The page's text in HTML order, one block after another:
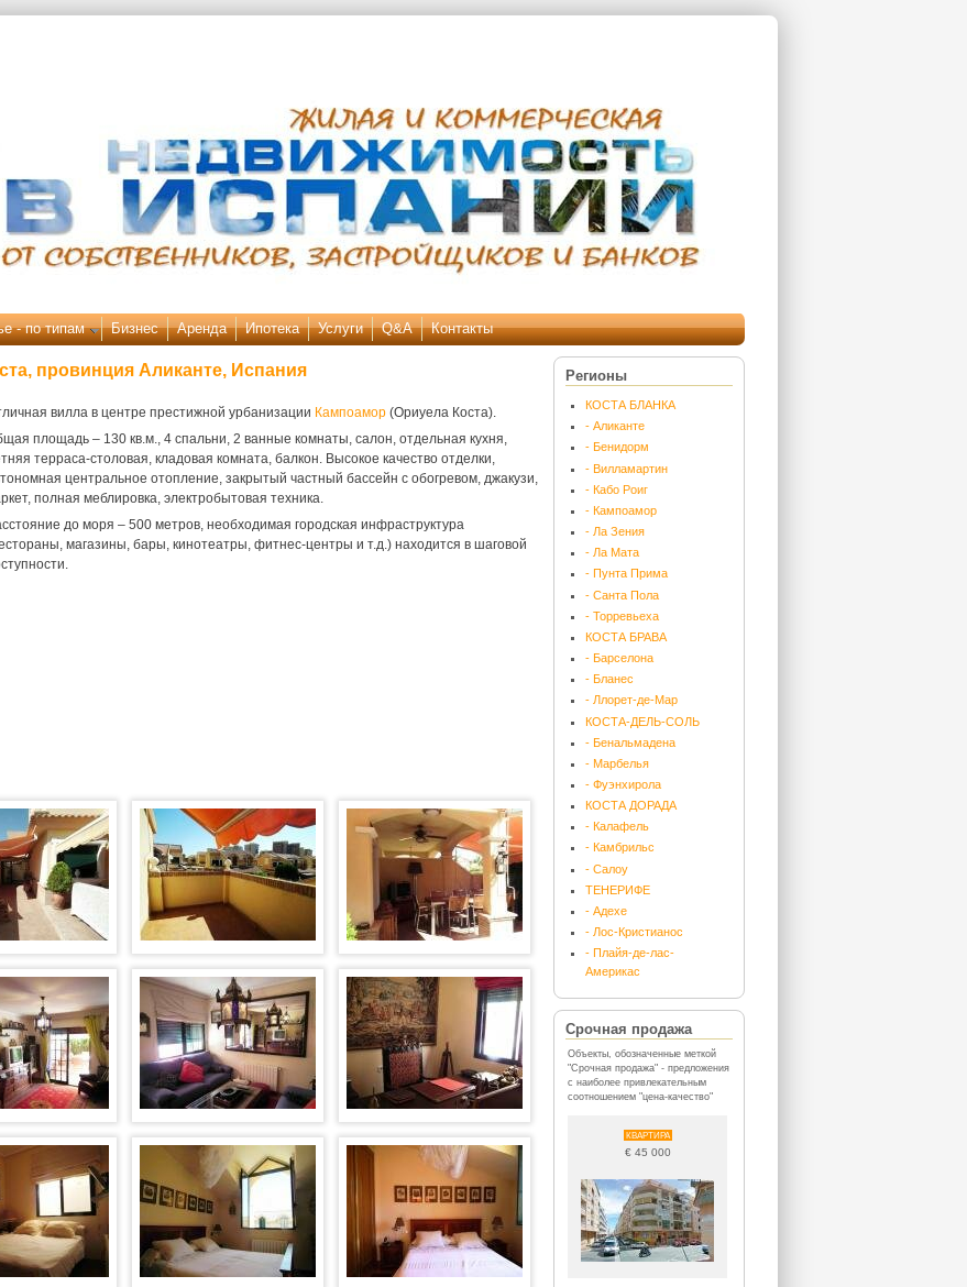
- по типам Бизнес Аренда Ипотека Услуги Q&A Контакты
провинция Аликанте, Испания
вилла в центре престижной урбанизации Кампоамор(Ориуела Коста).
площадь – 130 кв.м., 4 спальни, 2 ванные комнаты, салон, отдельная кухня,
терраса-столовая, кладовая комната, балкон. Высокое качество отделки,
центральное отопление, закрытый частный бассейн с обогревом, джакузи,
полная меблировка, электробытовая техника.
до моря – 500 метров, необходимая городская инфраструктура
магазины, бары, кинотеатры, фитнес-центры и т.д.) находится в шаговой
Регионы
КОСТА БЛАНКА
- Аликанте
- Бенидорм
- Вилламартин
- Кабо Роиг
- Кампоамор
- Ла Зения
- Ла Мата
- Пунта Прима
- Санта Пола
- Торревьеха
КОСТА БРАВА
- Барселона
- Бланес
- Ллорет-де-Мар
КОСТА-ДЕЛЬ-СОЛЬ
- Бенальмадена
- Марбелья
- Фуэнхирола
КОСТА ДОРАДА
- Калафель
- Камбрильс
- Салоу
ТЕНЕРИФЕ
- Адехе
- Лос-Кристианос
- Плайя-де-лас-
Америкас
Срочная продажа
Объекты, обозначенные меткой
"Срочная продажа" - предложения
с наиболее привлекательным
соотношением "цена-качество"
КВАРТИРА
€ 45 000